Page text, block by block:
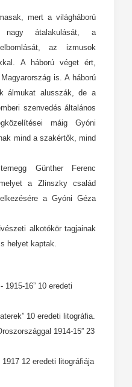
mert a világháború
átalakulását, a
az izmusok
A háború véget ért,
is. A háború
álmukat alusszák, de a
szenvedés általános
máig Gyóni
mind a szakértők, mind
Günther Ferenc
a Zlinszky család
a Gyóni Géza
alkotókör tagjainak
helyet kaptak.
1915-16” 10 eredeti
10 eredeti litográfia.
1914-15” 23
12 eredeti litográfiája